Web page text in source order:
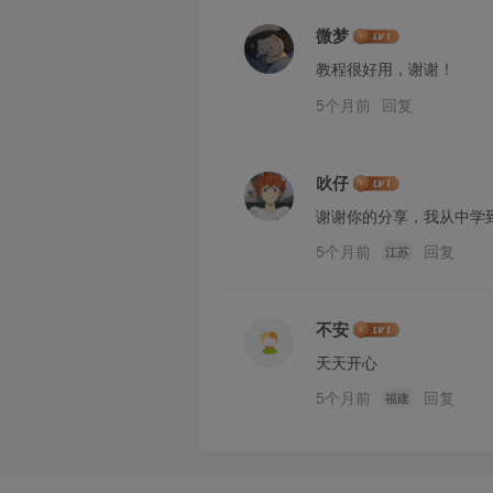
微梦
教程很好用，谢谢！
5个月前 回复
吙仔
谢谢你的分享，我从中学
5个月前
江苏 回复
不安
天天开心
5个月前
福建 回复